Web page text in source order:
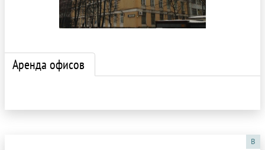
Аренда офисов
B